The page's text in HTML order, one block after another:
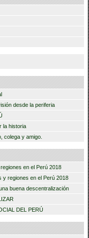
desde la periferia
la historia
colega y amigo.
en el Perú 2018
y regiones en el Perú 2018
buena descentralización
DEL PERÚ